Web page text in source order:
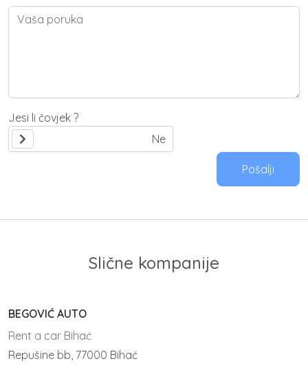
Jesi li čovjek ?
Pošalji
Slične kompanije
BEGOVIĆ AUTO
Rent a car Bihać
Repušine bb, 77000 Bihać